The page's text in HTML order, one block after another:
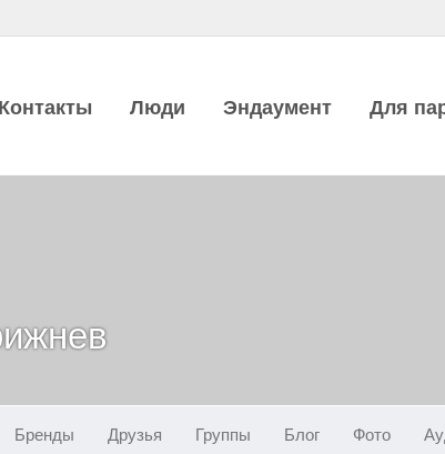
Контакты Люди Эндаумент Для
Бренды Друзья Группы Блог Фото